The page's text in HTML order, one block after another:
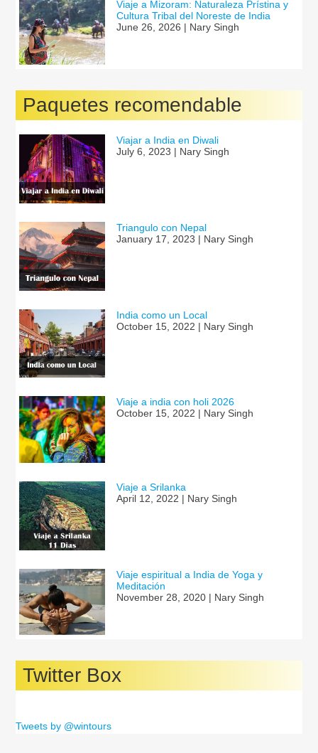
Viaje a Mizoram: Naturaleza Prístina y
Cultura Tribal del Noreste de India
June 26, 2026 | Nary Singh
Paquetes recomendable
Viajar a India en Diwali
July 6, 2023 | Nary Singh
Triangulo con Nepal
January 17, 2023 | Nary Singh
India como un Local
October 15, 2022 | Nary Singh
Viaje a india con holi 2026
October 15, 2022 | Nary Singh
Viaje a Srilanka
April 12, 2022 | Nary Singh
Viaje espiritual a India de Yoga y
Meditación
November 28, 2020 | Nary Singh
Twitter Box
Tweets by @wintours